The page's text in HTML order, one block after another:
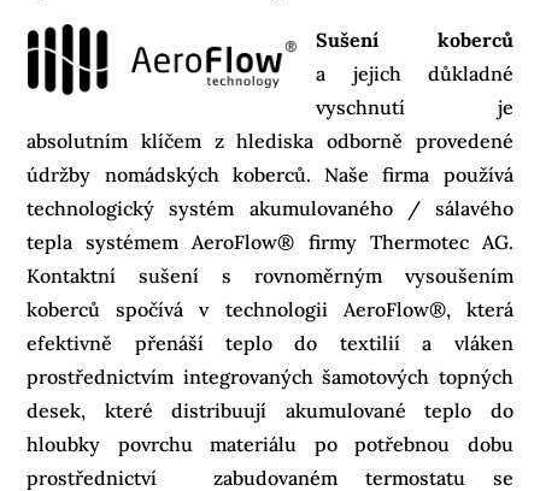
Sušení koberců
a jejich důkladné
vyschnutí je
absolutním klíčem z hlediska odborně provedené
údržby nomádských koberců. Naše firma používá
technologický systém akumulovaného / sálavého
tepla systémem AeroFlow® firmy Thermotec AG.
Kontaktní sušení s rovnoměrným vysoušením
koberců spočívá v technologii AeroFlow®, která
efektivně přenáší teplo do textilií a vláken
prostřednictvím integrovaných šamotových topných
desek, které distribuují akumulované teplo do
hloubky povrchu materiálu po potřebnou dobu
prostřednictví zabudovaném termostatu se